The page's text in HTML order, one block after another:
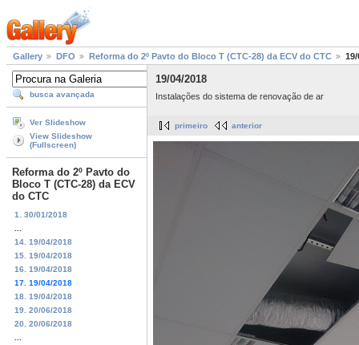
Gallery DFO Reforma do 2º Pavto do Bloco T (CTC-28) da ECV do CTC 19/
busca avançada
Ver Slideshow
View Slideshow
(Fullscreen)
Reforma do 2º Pavto do
Bloco T (CTC-28) da ECV
do CTC
1. 30/01/2018
14. 19/04/2018
15. 19/04/2018
16. 19/04/2018
17. 19/04/2018
18. 19/04/2018
19. 20/06/2018
20. 20/06/2018
19/04/2018
Instalações do sistema de renovação de ar
primeiro anterior